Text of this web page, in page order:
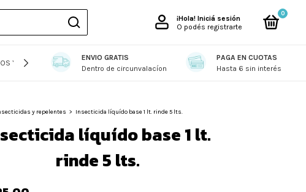
¡Hola! Iniciá sesión
O podés registrarte
0
Y FUENTES BOLSAS COMBOS DE LIMPIEZA CUIDADO PERSONAL
ENVIO GRATIS
Dentro de circunvalacíon
PAGA EN CUOTAS
Hasta 6 sin interés
y repelentes > Insecticida líquído base 1 lt. rinde 5 lts.
líquído base 1 lt.
rinde 5 lts.